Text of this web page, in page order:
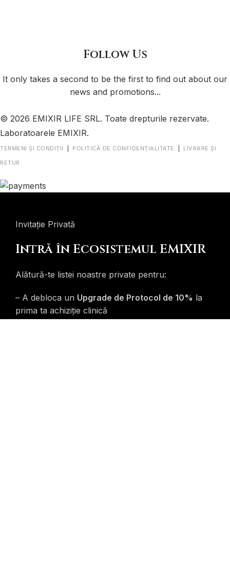
Follow Us
It only takes a second to be the first to find out about our
news and promotions...
© 2026 EMIXIR LIFE SRL. Toate drepturile rezervate.
Laboratoarele EMIXIR.
TERMENI ȘI CONDIȚII POLITICĂ DE CONFIDENȚIALITATE
LIVRARE ȘI
RETUR
Invitație Privată
Intră în Ecosistemul EMIXIR
Alătură-te listei noastre private pentru:
– A debloca un Upgrade de Protocol de 10% la
prima ta achiziție clinică